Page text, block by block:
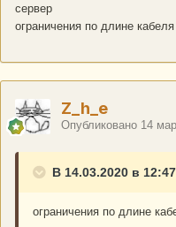
сервер
ограничения по длине
Z_h_e
Опубликовано 14
В 14.03.2020 в
ограничения по длине